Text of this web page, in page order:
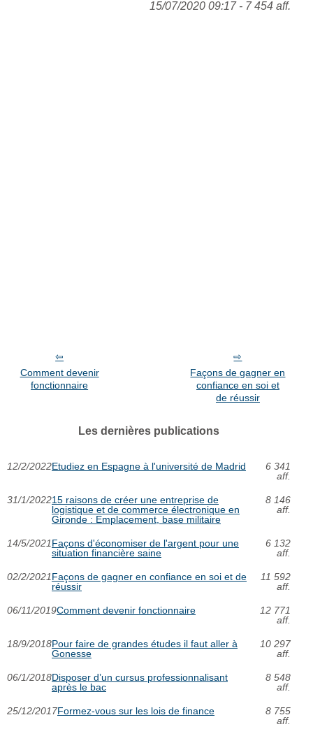
15/07/2020 09:17 - 7 454 aff.
Comment devenir
fonctionnaire
Façons de gagner en
confiance en soi et
de réussir
Les dernières publications
12/2/2022Etudiez en Espagne à l'université de Madrid
6 341
aff.
31/1/202215 raisons de créer une entreprise de
logistique et de commerce électronique en
Gironde : Emplacement, base militaire
8 146
aff.
14/5/2021Façons d'économiser de l'argent pour une
situation financière saine
6 132
aff.
02/2/2021Façons de gagner en confiance en soi et de
réussir
11 592
aff.
06/11/2019Comment devenir fonctionnaire
12 771
aff.
18/9/2018Pour faire de grandes études il faut aller à
Gonesse
10 297
aff.
06/1/2018Disposer d’un cursus professionnalisant
après le bac
8 548
aff.
25/12/2017Formez-vous sur les lois de finance
8 755
aff.